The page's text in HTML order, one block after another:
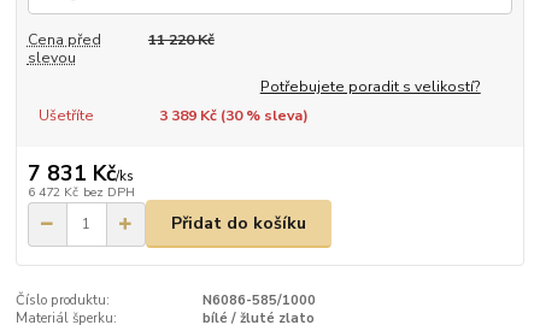
Cena před
slevou
11 220 Kč
Potřebujete poradit s velikostí?
Ušetříte
3 389 Kč (30% sleva)
7 831 Kč/ks
6 472 Kč bez DPH
Přidat do košíku
Číslo produktu:
N6086-585/1000
Materiál šperku:
bílé / žluté zlato